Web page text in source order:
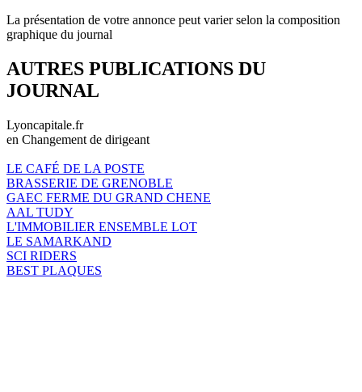
La présentation de votre annonce peut varier selon la composition
graphique du journal
AUTRES PUBLICATIONS DU
JOURNAL
Lyoncapitale.fr
en Changement de dirigeant
LE CAFÉ DE LA POSTE
BRASSERIE DE GRENOBLE
GAEC FERME DU GRAND CHENE
AAL TUDY
L'IMMOBILIER ENSEMBLE LOT
LE SAMARKAND
SCI RIDERS
BEST PLAQUES